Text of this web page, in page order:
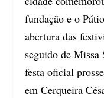
fundação e o
abertura das
seguido de Missa
festa oficial
em Cerqueira